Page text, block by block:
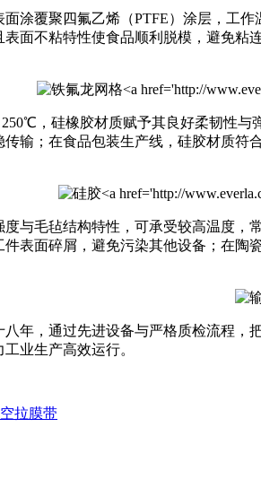
涂覆聚四氟乙烯（PTFE）涂层，工
面不粘特性使食品顺利脱模，避免
，硅橡胶材质赋予其良好柔韧性
输；在食品包装生产线，硅胶材质
与毛毡结构特性，可承受较高温度
表面碎屑，避免污染其他设备；在
年，通过先进设备与严格质检流程
业生产高效运行。
拉膜带